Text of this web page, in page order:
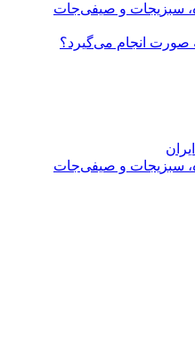
سبزیجات و صیفی‌جات
صورت انجام می‌گیرد؟
سبزیجات و صیفی‌جات